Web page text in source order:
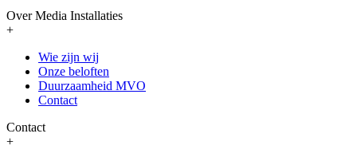
Over Media Installaties
+
Wie zijn wij
Onze beloften
Duurzaamheid MVO
Contact
Contact
+